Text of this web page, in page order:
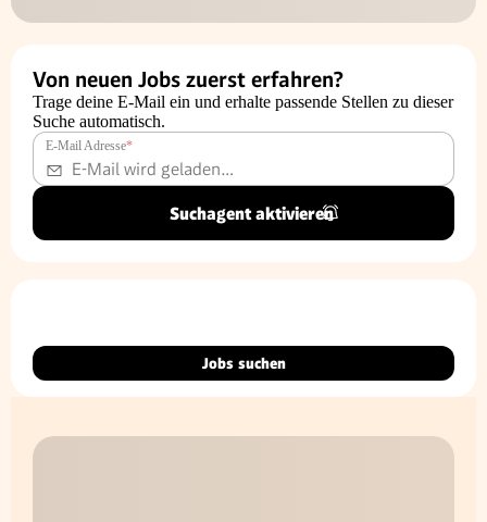
Von neuen Jobs zuerst erfahren?
Trage deine E-Mail ein und erhalte passende Stellen zu dieser
Suche automatisch.
E-Mail Adresse*
Suchagent aktivieren
Jobs suchen